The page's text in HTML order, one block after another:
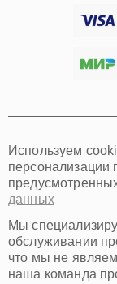
Хабаровск
Омск
Красноярск
Пермь
Ульяновск
Киров
Архангельск
Астрахань
Белгород
Используем
персонализации
данных
Мы
обслуживании
что мы не
наша команда